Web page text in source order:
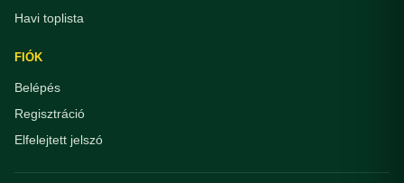
Havi toplista
FIÓK
Belépés
Regisztráció
Elfelejtett jelszó